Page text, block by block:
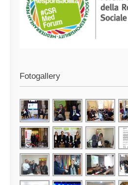
Fotogallery